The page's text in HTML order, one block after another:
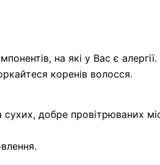
на які у Вас є алергії.
коренів волосся.
добре провітрюваних